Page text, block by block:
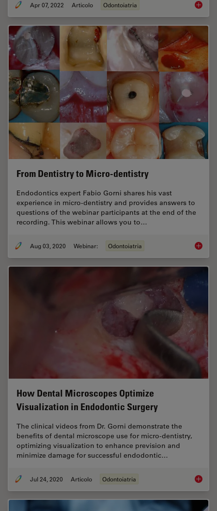
Apr 07, 2022 Articolo Odontoiatria
From Dentistry to Micro-dentistry
Endodontics expert Fabio Gorni shares his vast
experience in micro-dentistry and provides answers to
questions of the webinar participants at the end of the
recording. This webinar allows you to…
Aug 03, 2020 Webinar: Odontoiatria From
How Dental Microscopes Optimize
Visualization in Endodontic Surgery
The clinical videos from Dr. Gorni demonstrate the
benefits of dental microscope use for micro-dentistry,
optimizing visualization to enhance prevision and
minimize damage for successful endodontic…
Jul 24, 2020 Articolo Odontoiatria How